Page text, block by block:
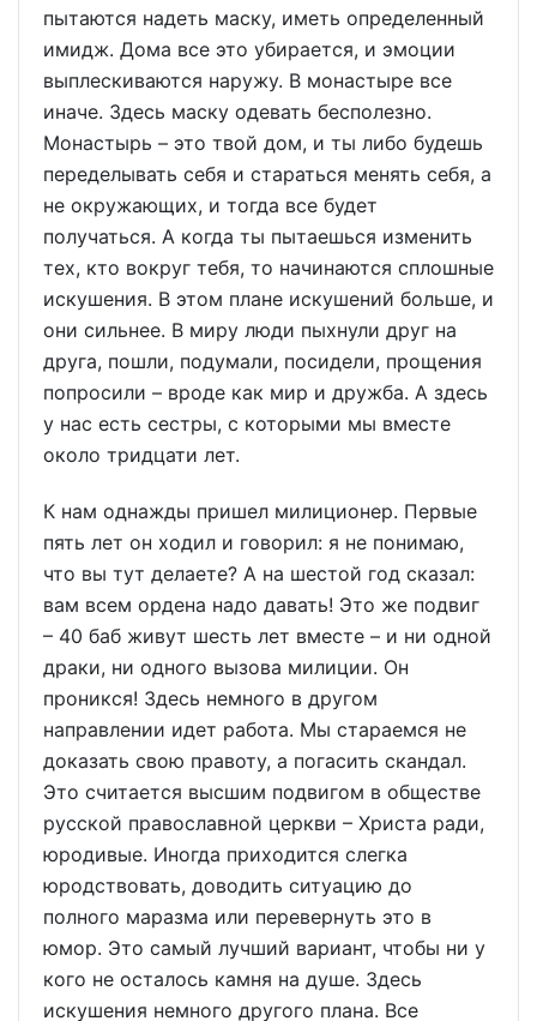
пытаются надеть маску, иметь определенный
имидж. Дома все это убирается, и эмоции
выплескиваются наружу. В монастыре все
иначе. Здесь маску одевать бесполезно.
Монастырь – это твой дом, и ты либо будешь
переделывать себя и стараться менять себя, а
не окружающих, и тогда все будет
получаться. А когда ты пытаешься изменить
тех, кто вокруг тебя, то начинаются сплошные
искушения. В этом плане искушений больше, и
они сильнее. В миру люди пыхнули друг на
друга, пошли, подумали, посидели, прощения
попросили – вроде как мир и дружба. А здесь
у нас есть сестры, с которыми мы вместе
около тридцати лет.
К нам однажды пришел милиционер. Первые
пять лет он ходил и говорил: я не понимаю,
что вы тут делаете? А на шестой год сказал:
вам всем ордена надо давать! Это же подвиг
– 40 баб живут шесть лет вместе – и ни одной
драки, ни одного вызова милиции. Он
проникся! Здесь немного в другом
направлении идет работа. Мы стараемся не
доказать свою правоту, а погасить скандал.
Это считается высшим подвигом в обществе
русской православной церкви – Христа ради,
юродивые. Иногда приходится слегка
юродствовать, доводить ситуацию до
полного маразма или перевернуть это в
юмор. Это самый лучший вариант, чтобы ни у
кого не осталось камня на душе. Здесь
искушения немного другого плана. Все